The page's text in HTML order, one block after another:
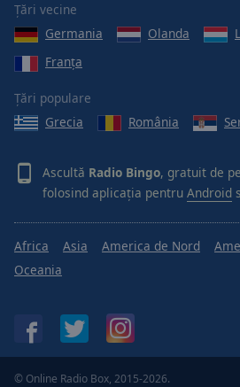
Close
Modal
Dialog
dialog
window.
Țări vecine
Germania
Olanda
Franţa
Țări populare
Grecia
România
Ascultă Radio Bingo, gratuit de
folosind aplicația pentru Android
Africa Asia America de Nord
Oceania
© Online Radio Box, 2015-2026.